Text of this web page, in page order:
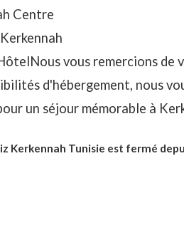
Centre
Nous vous remercions de
d'hébergement, nous
un séjour mémorable à
Kerkennah Tunisie est fermé